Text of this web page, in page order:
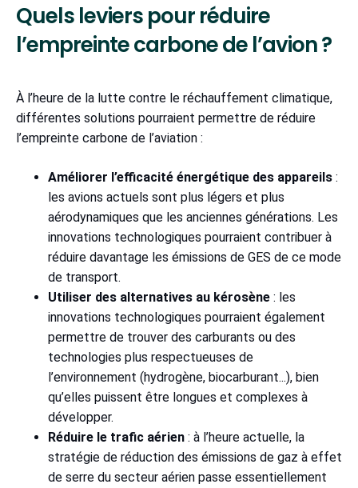
Quels leviers pour réduire
l’empreinte carbone de l’avion ?
À l’heure de la lutte contre le réchauffement climatique,
différentes solutions pourraient permettre de réduire
l’empreinte carbone de l’aviation :
Améliorer l’efficacité énergétique des appareils :
les avions actuels sont plus légers et plus
aérodynamiques que les anciennes générations. Les
innovations technologiques pourraient contribuer à
réduire davantage les émissions de GES de ce mode
de transport.
Utiliser des alternatives au kérosène : les
innovations technologiques pourraient également
permettre de trouver des carburants ou des
technologies plus respectueuses de
l’environnement (hydrogène, biocarburant...), bien
qu’elles puissent être longues et complexes à
développer.
Réduire le trafic aérien : à l’heure actuelle, la
stratégie de réduction des émissions de gaz à effet
de serre du secteur aérien passe essentiellement